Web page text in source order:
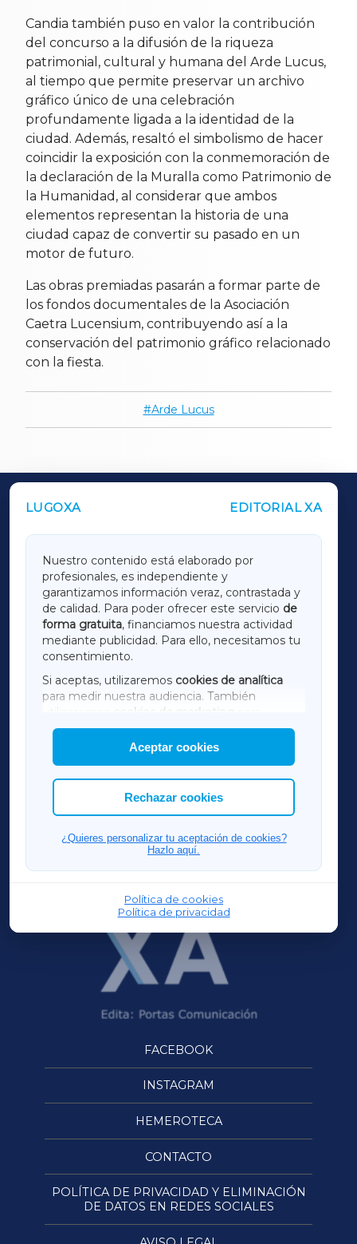
Candia también puso en valor la contribución
del concurso a la difusión de la riqueza
patrimonial, cultural y humana del Arde Lucus,
al tiempo que permite preservar un archivo
gráfico único de una celebración
profundamente ligada a la identidad de la
ciudad. Además, resaltó el simbolismo de hacer
coincidir la exposición con la conmemoración de
la declaración de la Muralla como Patrimonio de
la Humanidad, al considerar que ambos
elementos representan la historia de una
ciudad capaz de convertir su pasado en un
motor de futuro.
Las obras premiadas pasarán a formar parte de
los fondos documentales de la Asociación
Caetra Lucensium, contribuyendo así a la
conservación del patrimonio gráfico relacionado
con la fiesta.
Arde Lucus
LUGOXA EDITORIAL XA
Nuestro contenido está elaborado por
profesionales, es independiente y
garantizamos información veraz, contrastada y
de calidad. Para poder ofrecer este servicio de
forma gratuita, financiamos nuestra actividad
mediante publicidad. Para ello, necesitamos tu
consentimiento.
Si aceptas, utilizaremos cookies de analítica
para medir nuestra audiencia. También
utilizaremos
cookies de marketing
mostrar publicidad de terceros.
Asimismo, puedes personalizar la elección de
las cookies que deseas permitir.
Aceptar cookies
Rechazar cookies
¿Quieres personalizar tu aceptación de cookies?
Hazlo aquí.
Política de cookies
Política de privacidad
OUTROS PERIÓDICOS
LUGOXA
TERRACHAXA
AMARIÑAXA
RIBEIRASACRAXA
ACORUÑAXA
FERROLXA
OURENSEXA
FACEBOOK
INSTAGRAM
HEMEROTECA
CONTACTO
POLÍTICA DE PRIVACIDAD Y ELIMINACIÓN
DE DATOS EN REDES SOCIALES